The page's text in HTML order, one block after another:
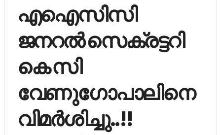
എഐസിസി
ജനറല്‍ സെക്രട്ടറി
കെ സി
വേണുഗോപാലിനെ
വിമര്‍ശിച്ചു..!!